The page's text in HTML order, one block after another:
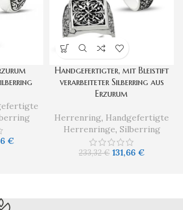
€
Handgefertigter, mit Bleistift
verarbeiteter Silberring aus
Erzurum
Herrenring, Handgefertigte
Herrenringe, Silberring
233,32€ 131,66 €